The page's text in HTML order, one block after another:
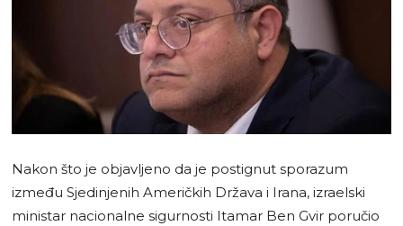
Nakon što je objavljeno da je postignut sporazum
između Sjedinjenih Američkih Država i Irana, izraelski
ministar nacionalne sigurnosti Itamar Ben Gvir poručio